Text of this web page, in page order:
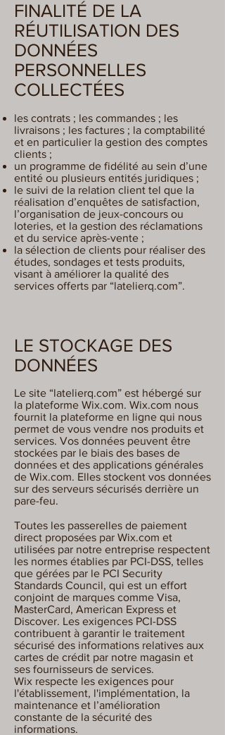
FINALITÉ DE LA
RÉUTILISATION DES
DONNÉES
PERSONNELLES
COLLECTÉES
les contrats ; les commandes ; les
livraisons ; les factures ; la comptabilité
et en particulier la gestion des comptes
clients ;
un programme de fidélité au sein d’une
entité ou plusieurs entités juridiques ;
le suivi de la relation client tel que la
réalisation d’enquêtes de satisfaction,
l’organisation de jeux-concours ou
loteries, et la gestion des réclamations
et du service après-vente ;
la sélection de clients pour réaliser des
études, sondages et tests produits,
visant à améliorer la qualité des
services offerts par “latelierq.com”.
LE STOCKAGE DES
DONNÉES
Le site “latelierq.com” est hébergé sur
la plateforme Wix.com. Wix.com nous
fournit la plateforme en ligne qui nous
permet de vous vendre nos produits et
services. Vos données peuvent être
stockées par le biais des bases de
données et des applications générales
de Wix.com. Elles stockent vos données
sur des serveurs sécurisés derrière un
pare-feu.
Toutes les passerelles de paiement
direct proposées par Wix.com et
utilisées par notre entreprise respectent
les normes établies par PCI-DSS, telles
que gérées par le PCI Security
Standards Council, qui est un effort
conjoint de marques comme Visa,
MasterCard, American Express et
Discover. Les exigences PCI-DSS
contribuent à garantir le traitement
sécurisé des informations relatives aux
cartes de crédit par notre magasin et
ses fournisseurs de services.
Wix respecte les exigences pour
l'établissement, l'implémentation, la
maintenance et l’amélioration
constante de la sécurité des
informations.